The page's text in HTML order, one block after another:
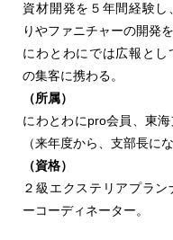
資材開発を５年間経験し
りやファニチャーの開発を
にわとわにでは広報とし
の集客に携わる。
（所属）
にわとわにpro会員、東海
（来年度から、支部長に
（資格）
２級エクステリアプラン
ーコーディネーター。